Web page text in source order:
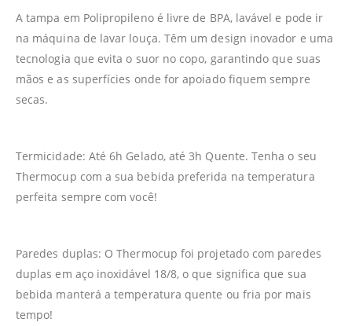
A tampa em Polipropileno é livre de BPA, lavável e pode ir
na máquina de lavar louça. Têm um design inovador e uma
tecnologia que evita o suor no copo, garantindo que suas
mãos e as superfícies onde for apoiado fiquem sempre
secas.
Termicidade: Até 6h Gelado, até 3h Quente. Tenha o seu
Thermocup com a sua bebida preferida na temperatura
perfeita sempre com você!
Paredes duplas: O Thermocup foi projetado com paredes
duplas em aço inoxidável 18/8, o que significa que sua
bebida manterá a temperatura quente ou fria por mais
tempo!